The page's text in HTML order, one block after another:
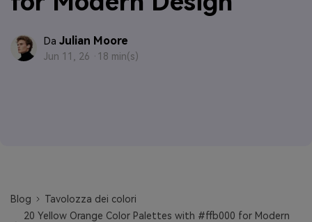
Da Julian Moore
Jun 11, 26 · 18 min(s)
Blog
Tavolozza dei colori
20 Yellow Orange Color Palettes with #ffb000 for Modern